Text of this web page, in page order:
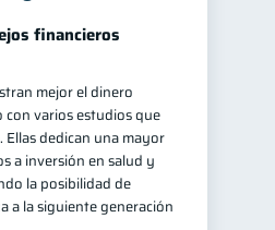
financieros
mejor el dinero
con varios estudios que
dedican una mayor
a inversión en salud y
la posibilidad de
a la siguiente generación